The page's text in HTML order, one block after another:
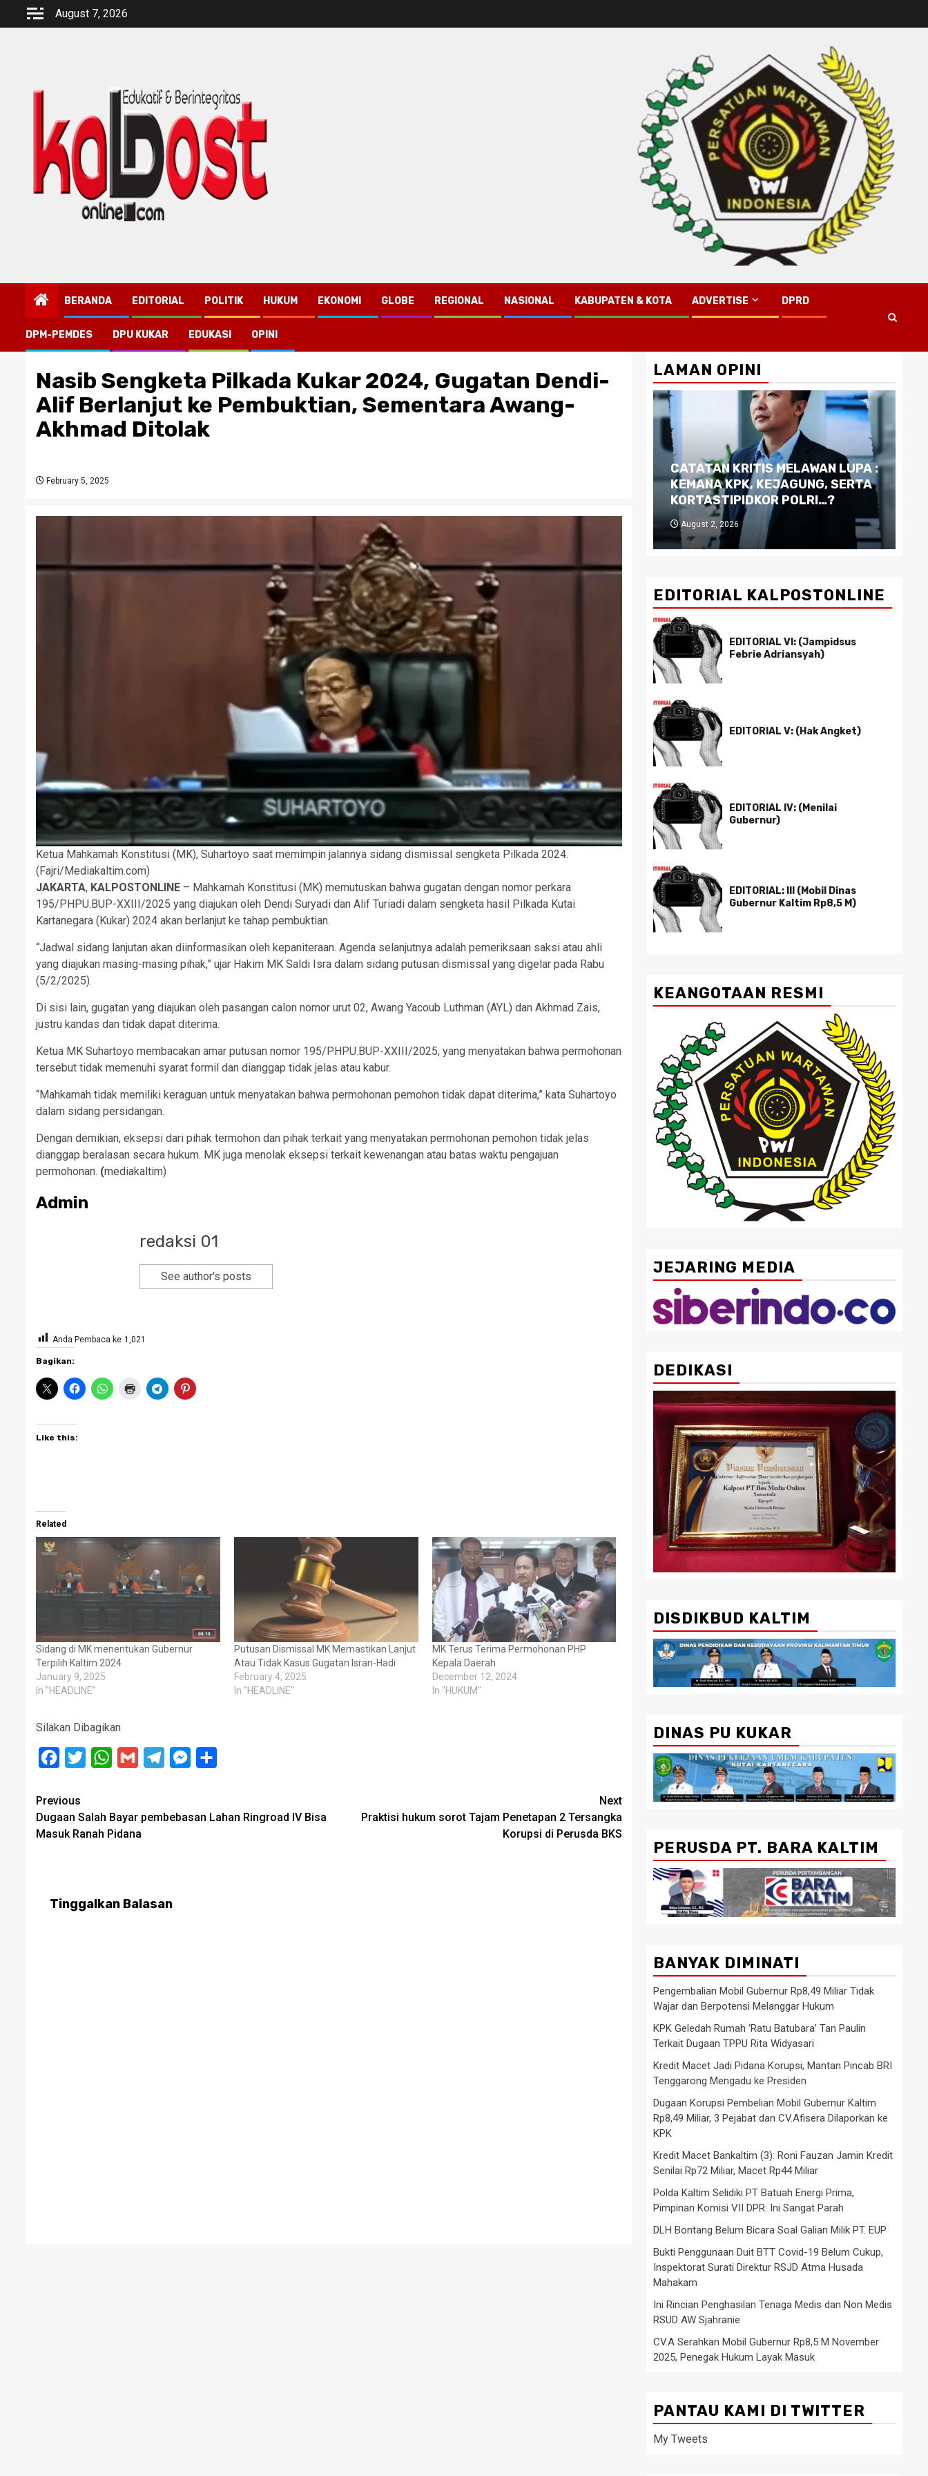
August 7, 2026
BERANDA EDITORIAL POLITIK HUKUM EKONOMI GLOBE REGIONAL NASIONAL KABUPATEN & KOTA ADVERTISE DPRD
DPM-PEMDES DPU KUKAR EDUKASI OPINI
Nasib Sengketa Pilkada Kukar 2024, Gugatan Dendi-
Alif Berlanjut ke Pembuktian, Sementara Awang-
Akhmad Ditolak
February 5, 2025
Ketua Mahkamah Konstitusi (MK), Suhartoyo saat memimpin jalannya sidang dismissal sengketa Pilkada 2024.
(Fajri/Mediakaltim.com)
JAKARTA, KALPOSTONLINE – Mahkamah Konstitusi (MK) memutuskan bahwa gugatan dengan nomor perkara
195/PHPU.BUP-XXIII/2025 yang diajukan oleh Dendi Suryadi dan Alif Turiadi dalam sengketa hasil Pilkada Kutai
Kartanegara (Kukar) 2024 akan berlanjut ke tahap pembuktian.
“Jadwal sidang lanjutan akan diinformasikan oleh kepaniteraan. Agenda selanjutnya adalah pemeriksaan saksi atau ahli
yang diajukan masing-masing pihak,” ujar Hakim MK Saldi Isra dalam sidang putusan dismissal yang digelar pada Rabu
(5/2/2025).
Di sisi lain, gugatan yang diajukan oleh pasangan calon nomor urut 02, Awang Yacoub Luthman (AYL) dan Akhmad Zais,
justru kandas dan tidak dapat diterima.
Ketua MK Suhartoyo membacakan amar putusan nomor 195/PHPU.BUP-XXIII/2025, yang menyatakan bahwa permohonan
tersebut tidak memenuhi syarat formil dan dianggap tidak jelas atau kabur.
“Mahkamah tidak memiliki keraguan untuk menyatakan bahwa permohonan pemohon tidak dapat diterima,” kata Suhartoyo
dalam sidang persidangan.
Dengan demikian, eksepsi dari pihak termohon dan pihak terkait yang menyatakan permohonan pemohon tidak jelas
dianggap beralasan secara hukum. MK juga menolak eksepsi terkait kewenangan atau batas waktu pengajuan
permohonan. (mediakaltim)
Admin
redaksi 01
See author's posts
Anda Pembaca ke 1,021
Bagikan:
Like this:
Related
Sidang di MK menentukan Gubernur
Terpilih Kaltim 2024
January 9, 2025
In "HEADLINE"
Putusan Dismissal MK Memastikan Lanjut
Atau Tidak Kasus Gugatan Isran-Hadi
February 4, 2025
In "HEADLINE"
MK Terus Terima Permohonan PHP
Kepala Daerah
December 12, 2024
In "HUKUM"
Silakan Dibagikan
Facebook
Twitter WhatsApp
Gmail TelegramMessenger
Post
navigation
Previous
Dugaan Salah Bayar pembebasan Lahan Ringroad IV Bisa
Masuk Ranah Pidana
Next
Praktisi hukum sorot Tajam Penetapan 2 Tersangka
Korupsi di Perusda BKS
Tinggalkan Balasan
LAMAN OPINI
CATATAN KRITIS MELAWAN LUPA :
KEMANA KPK, KEJAGUNG, SERTA
KORTASTIPIDKOR POLRI…?
August 2, 2026
EDITORIAL KALPOSTONLINE
EDITORIAL VI: (Jampidsus
Febrie Adriansyah)
EDITORIAL V: (Hak Angket)
EDITORIAL IV: (Menilai
Gubernur)
EDITORIAL: III (Mobil Dinas
Gubernur Kaltim Rp8,5 M)
KEANGOTAAN RESMI
JEJARING MEDIA
DEDIKASI
DISDIKBUD KALTIM
DINAS PU KUKAR
PERUSDA PT. BARA KALTIM
BANYAK DIMINATI
Pengembalian Mobil Gubernur Rp8,49 Miliar Tidak
Wajar dan Berpotensi Melanggar Hukum
KPK Geledah Rumah ‘Ratu Batubara’ Tan Paulin
Terkait Dugaan TPPU Rita Widyasari
Kredit Macet Jadi Pidana Korupsi, Mantan Pincab BRI
Tenggarong Mengadu ke Presiden
Dugaan Korupsi Pembelian Mobil Gubernur Kaltim
Rp8,49 Miliar, 3 Pejabat dan CV.Afisera Dilaporkan ke
KPK
Kredit Macet Bankaltim (3): Roni Fauzan Jamin Kredit
Senilai Rp72 Miliar, Macet Rp44 Miliar
Polda Kaltim Selidiki PT Batuah Energi Prima,
Pimpinan Komisi VII DPR: Ini Sangat Parah
DLH Bontang Belum Bicara Soal Galian Milik PT. EUP
Bukti Penggunaan Duit BTT Covid-19 Belum Cukup,
Inspektorat Surati Direktur RSJD Atma Husada
Mahakam
Ini Rincian Penghasilan Tenaga Medis dan Non Medis
RSUD AW Sjahranie
CV.A Serahkan Mobil Gubernur Rp8,5 M November
2025, Penegak Hukum Layak Masuk
PANTAU KAMI DI TWITTER
My Tweets